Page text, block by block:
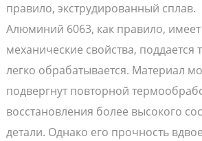
правило, экструдированный сплав.
Алюминий 6063, как правило,
механические свойства, поддается
легко обрабатывается. Материал
подвергнут повторной
восстановления более высокого
детали. Однако его прочность